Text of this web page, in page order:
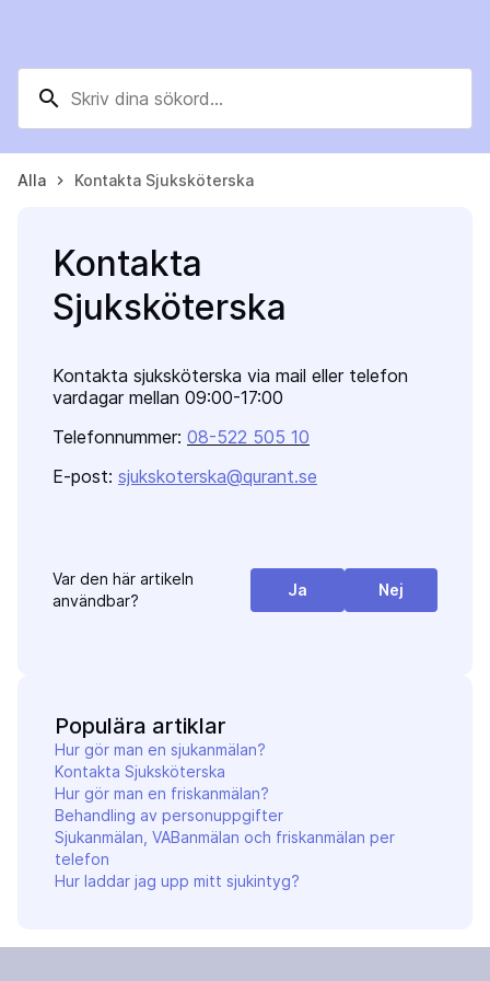
search
Alla keyboard_arrow_right Kontakta Sjuksköterska
Kontakta
Sjuksköterska
Kontakta sjuksköterska via mail eller telefon
vardagar mellan 09:00-17:00
Telefonnummer: 08-522 505 10
E-post: sjukskoterska@qurant.se
Var den här artikeln
användbar?
Ja Nej
Populära artiklar
Hur gör man en sjukanmälan?
Kontakta Sjuksköterska
Hur gör man en friskanmälan?
Behandling av personuppgifter
Sjukanmälan, VABanmälan och friskanmälan per
telefon
Hur laddar jag upp mitt sjukintyg?